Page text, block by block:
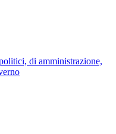
di amministrazione,